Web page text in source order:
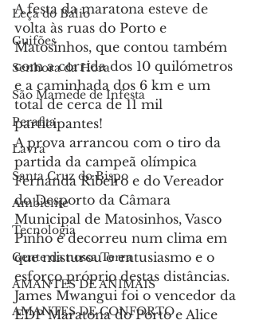
Leça do Balio
Guifões
Senhora da Hora
São Mamede de Infesta
Perafita
Lavra
Santa Cruz do Bispo
Ambiente
Tecnologia
Gente da nossa Terra
AMANTES DE ANIMAIS
AMANTES DE CONFORTO
A festa da maratona esteve de
volta às ruas do Porto e
Matosinhos, que contou também
com a corrida dos 10 quilómetros
e a caminhada dos 6 km e um
total de cerca de 11 mil
participantes!
A prova arrancou com o tiro da
partida da campeã olímpica
Fernanda Ribeiro e do Vereador
do Desporto da Câmara
Municipal de Matosinhos, Vasco
Pinho e decorreu num clima em
que misturou o entusiasmo e o
esforço próprio destas distâncias.
James Mwangui foi o vencedor da
EDP Maratona do Porto e Alice